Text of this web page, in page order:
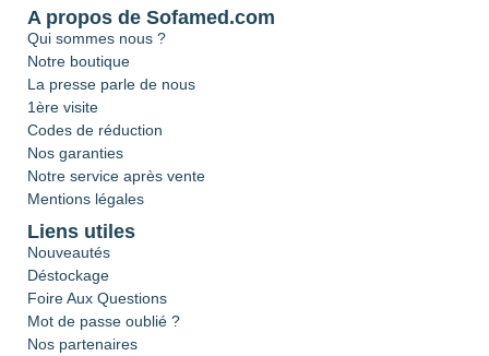
A propos de Sofamed.com
Qui sommes nous ?
Notre boutique
La presse parle de nous
1ère visite
Codes de réduction
Nos garanties
Notre service après vente
Mentions légales
Liens utiles
Nouveautés
Déstockage
Foire Aux Questions
Mot de passe oublié ?
Nos partenaires